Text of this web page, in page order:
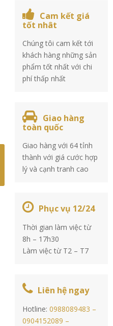
Cam kết giá
tốt nhât
Chúng tôi cam kết tới
khách hàng những sản
phẩm tốt nhất với chi
phí thấp nhất
Giao hàng
toàn quốc
Giao hàng với 64 tỉnh
thành với giá cước hợp
lý và cạnh tranh cao
Phục vụ 12/24
Thời gian làm việc từ
8h – 17h30
Làm việc từ T2 – T7
Liên hệ ngay
Hotline:0988089483 –
0904152089 –